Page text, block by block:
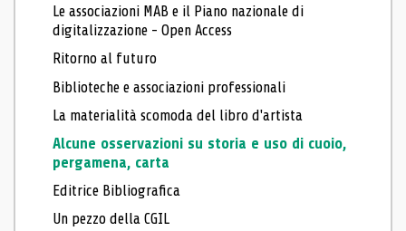
Le associazioni MAB e il Piano nazionale di
digitalizzazione - Open Access
Ritorno al futuro
Biblioteche e associazioni professionali
La materialità scomoda del libro d'artista
Alcune osservazioni su storia e uso di cuoio,
pergamena, carta
Editrice Bibliografica
Un pezzo della CGIL